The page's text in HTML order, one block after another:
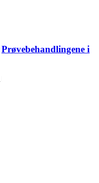
Prøvebehandlingene i